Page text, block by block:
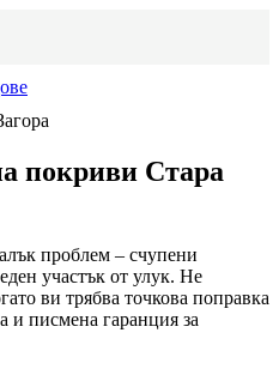
покриви Стара
проблем – счупени
участък от улук. Не
ви трябва точкова поправка
и писмена гаранция за